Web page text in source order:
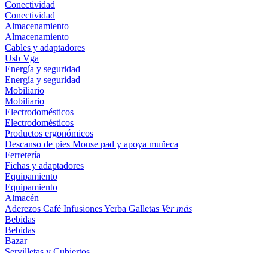
Conectividad
Conectividad
Almacenamiento
Almacenamiento
Cables y adaptadores
Usb Vga
Energía y seguridad
Energía y seguridad
Mobiliario
Mobiliario
Electrodomésticos
Electrodomésticos
Productos ergonómicos
Descanso de pies Mouse pad y apoya muñeca
Ferretería
Fichas y adaptadores
Equipamiento
Equipamiento
Almacén
Aderezos Café InfusionesYerba Galletas Ver más
Bebidas
Bebidas
Bazar